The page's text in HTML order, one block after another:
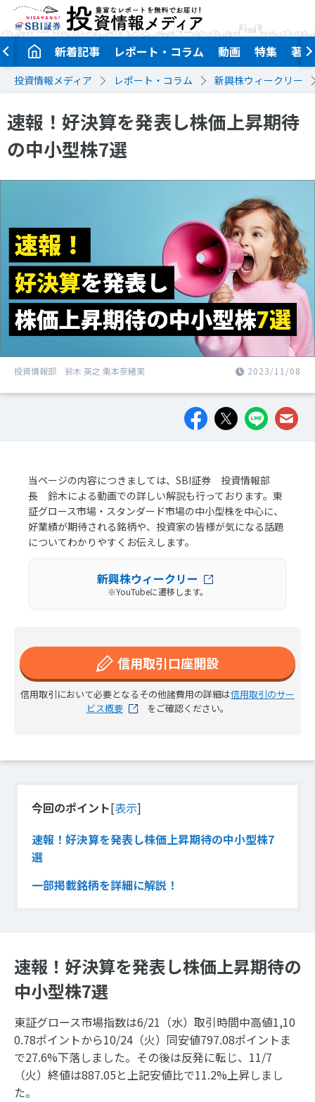
新着記事 レポート・コラム 動画 特集 著者
投資情報メディア レポート・コラム 新興株ウィークリー
速報！好決算を発表し株価上昇期待
の中小型株7選
投資情報部 鈴木 英之 栗本奈緒実 2023/11/08
当ページの内容につきましては、SBI証券 投資情報部
長 鈴木による動画での詳しい解説も行っております。東
証グロース市場・スタンダード市場の中小型株を中心に、
好業績が期待される銘柄や、投資家の皆様が気になる話題
についてわかりやすくお伝えします。
新興株ウィークリー
※YouTubeに遷移します。
信用取引口座開設
信用取引において必要となるその他諸費用の詳細は信用取引のサー
ビス概要
をご確認ください。
今回のポイント[表示]
速報！好決算を発表し株価上昇期待の中小型株7
選
一部掲載銘柄を詳細に解説！
速報！好決算を発表し株価上昇期待の
中小型株7選
東証グロース市場指数は6/21（水）取引時間中高値1,10
0.78ポイントから10/24（火）同安値797.08ポイントま
で27.6%下落しました。その後は反発に転じ、11/7
（火）終値は887.05と上記安値比で11.2%上昇しまし
た。